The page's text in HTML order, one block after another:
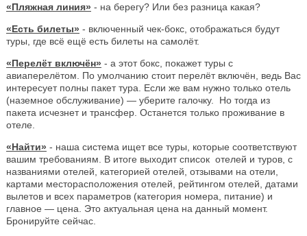
«Пляжная линия» - на берегу? Или без разница какая?
«Есть билеты» - включенный чек-бокс, отображаться будут
туры, где всё ещё есть билеты на самолёт.
«Перелёт включён» - а этот бокс, покажет туры с
авиаперелётом. По умолчанию стоит перелёт включён, ведь Вас
интересует полны пакет тура. Если же вам нужно только отель
(наземное обслуживание) — уберите галочку. Но тогда из
пакета исчезнет и трансфер. Останется только проживание в
отеле.
«Найти» - наша система ищет все туры, которые соответствуют
вашим требованиям. В итоге выходит список отелей и туров, с
названиями отелей, категорией отелей, отзывами на отели,
картами месторасположения отелей, рейтингом отелей, датами
вылетов и всех параметров (категория номера, питание) и
главное — цена. Это актуальная цена на данный момент.
Бронируйте сейчас.